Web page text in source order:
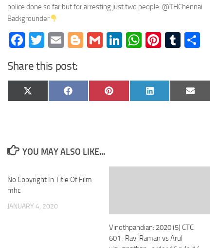
police done so far but for arresting just two people. @THChennai
Backgrounder
Facebook
Twitter
EmailBlogger
GmailLinkedIn
WhatsApp
Share this post:
Share
on
X
(Twitter)
Share
on
Facebook
Share
on
Pinterest
Share
on
LinkedIn
Share
on
Email
YOU MAY ALSO LIKE...
No Copyright In Title Of Film
mhc
JANUARY 4, 2020
Vinothpandian: 2020 (5) CTC
601 : Ravi Raman vs Arul